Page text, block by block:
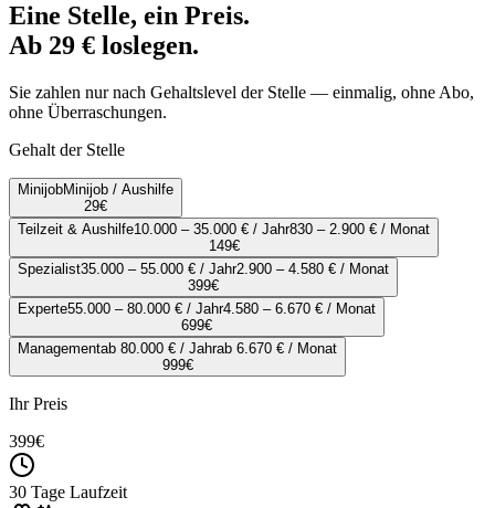
Eine Stelle, ein Preis.
Ab 29 € loslegen.
Sie zahlen nur nach Gehaltslevel der Stelle — einmalig, ohne Abo,
ohne Überraschungen.
Gehalt der Stelle
MinijobMinijob / Aushilfe
29€
Teilzeit & Aushilfe10.000 – 35.000 € / Jahr830 – 2.900 € / Monat
149€
Spezialist35.000 – 55.000 € / Jahr2.900 – 4.580 € / Monat
399€
Experte55.000 – 80.000 € / Jahr4.580 – 6.670 € / Monat
699€
Managementab 80.000 € / Jahrab 6.670 € / Monat
999€
Ihr Preis
399€
30 Tage Laufzeit